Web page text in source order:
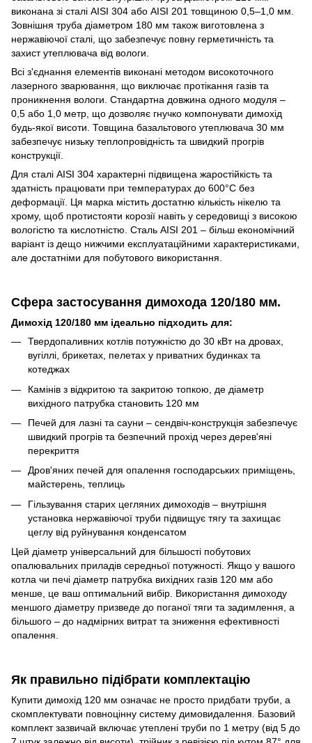
виконана зі сталі AISI 304 або AISI 201 товщиною 0,5–1,0 мм.
Зовнішня труба діаметром 180 мм також виготовлена з
нержавіючої сталі, що забезпечує повну герметичність та
захист утеплювача від вологи.
Всі з'єднання елементів виконані методом високоточного
лазерного зварювання, що виключає протікання газів та
проникнення вологи. Стандартна довжина одного модуля –
0,5 або 1,0 метр, що дозволяє гнучко компонувати димохід
будь-якої висоти. Товщина базальтового утеплювача 30 мм
забезпечує низьку теплопровідність та швидкий прогрів
конструкції.
Для сталі AISI 304 характерні підвищена жаростійкість та
здатність працювати при температурах до 600°C без
деформації. Ця марка містить достатню кількість нікелю та
хрому, щоб протистояти корозії навіть у середовищі з високою
вологістю та кислотністю. Сталь AISI 201 – більш економічний
варіант із дещо нижчими експлуатаційними характеристиками,
але достатніми для побутового використання.
Сфера застосування димохода 120/180 мм.
Димохід 120/180 мм ідеально підходить для:
Твердопаливних котлів потужністю до 30 кВт на дровах,
вугіллі, брикетах, пелетах у приватних будинках та
котеджах
Камінів з відкритою та закритою топкою, де діаметр
вихідного патрубка становить 120 мм
Печей для лазні та сауни – сендвіч-конструкція забезпечує
швидкий прогрів та безпечний прохід через дерев'яні
перекриття
Дров'яних печей для опалення господарських приміщень,
майстерень, теплиць
Гільзування старих цегляних димоходів – внутрішня
установка нержавіючої труби підвищує тягу та захищає
цеглу від руйнування конденсатом
Цей діаметр універсальний для більшості побутових
опалювальних приладів середньої потужності. Якщо у вашого
котла чи печі діаметр патрубка вихідних газів 120 мм або
менше, це ваш оптимальний вибір. Використання димоходу
меншого діаметру призведе до поганої тяги та задимлення, а
більшого – до надмірних витрат та зниження ефективності
опалення.
Як правильно підібрати комплектацію
Купити димохід 120 мм означає не просто придбати труби, а
скомплектувати повноцінну систему димовидалення. Базовий
комплект зазвичай включає утеплені труби по 1 метру (від 5 до